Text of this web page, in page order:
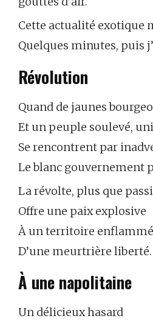
Cette actualité exotique
Quelques minutes, puis
Révolution
Quand de jaunes
Et un peuple soulevé,
Se rencontrent par
Le blanc gouvernement
La révolte, plus que
Offre une paix explosive
À un territoire
D’une meurtrière liberté.
À une napolitaine
Un délicieux hasard